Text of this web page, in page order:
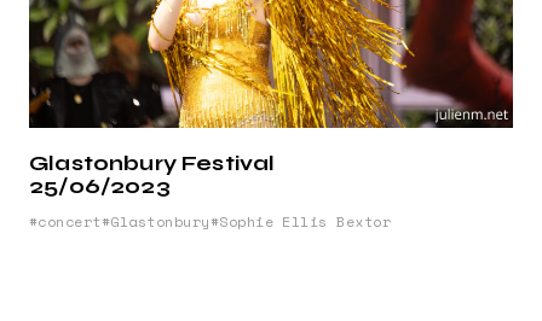
Glastonbury Festival
25/06/2023
concert Glastonbury Sophie Ellis Bextor